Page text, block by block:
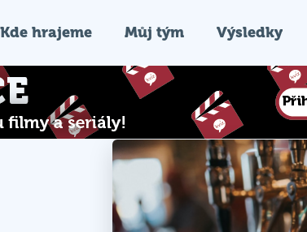
Kde hrajeme Můj tým Výsledky